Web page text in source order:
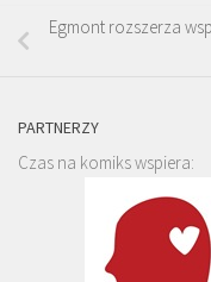
Egmont rozszerza
PARTNERZY
Czas na komiks wspiera: